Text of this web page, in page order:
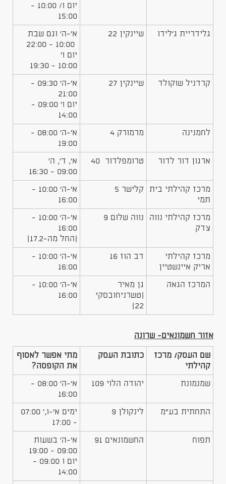
יום ו/ 10:00 -
15:00
​גלידריית ג'לידו שיינקין 22​
​א'-ה' וגם שבת
יום ו'
10:00 - 19:30
​קרדניל שוקולד שיינקין 27​
​א'-ה' 09:30 -
21:00
יום ו' 09:00 -
14:00
לחמנינה מרמורק 4
​א'-ה' 08:00 -
19:00
​ארגון דור לדור ​טרומפלדור 40
א', ד', ה'
09:00 - 16:30
​מרכז קהילתי בית
תמי
​קלישר 5
​א'-ה' 10:00 -
16:00
​מרכז קהילתי נווה
צדק
​נווה שלום 9
​א'-ה' 10:00 -
16:00
(החל מה-17.2)
​מרכז קהילתי
אריק איינשטיין
​דב הוז 16
​א'-ה' 10:00 -
16:00
​המרכז הגאה
​גן מאיר
(טשרניחובסקי
22)
​א'-ה' 10:00 -
16:00
אזור חשמונאים- שרונה
שם העסק/ מרכז
קהילתי
כתובת העסק
מתי אפשר לאסוף
את הקופסה?
שמנמונת יהודה הלוי 109
א'-ה' 08:00 -
16:00
התחתית בע"מ לינקולן 9
ימים א'-ו,' 07:00
- 17:00
תפוח החשמונאים 91
א'-ה' בשעות
09:00 - 19:00
יום ו 09:00 -
14:00